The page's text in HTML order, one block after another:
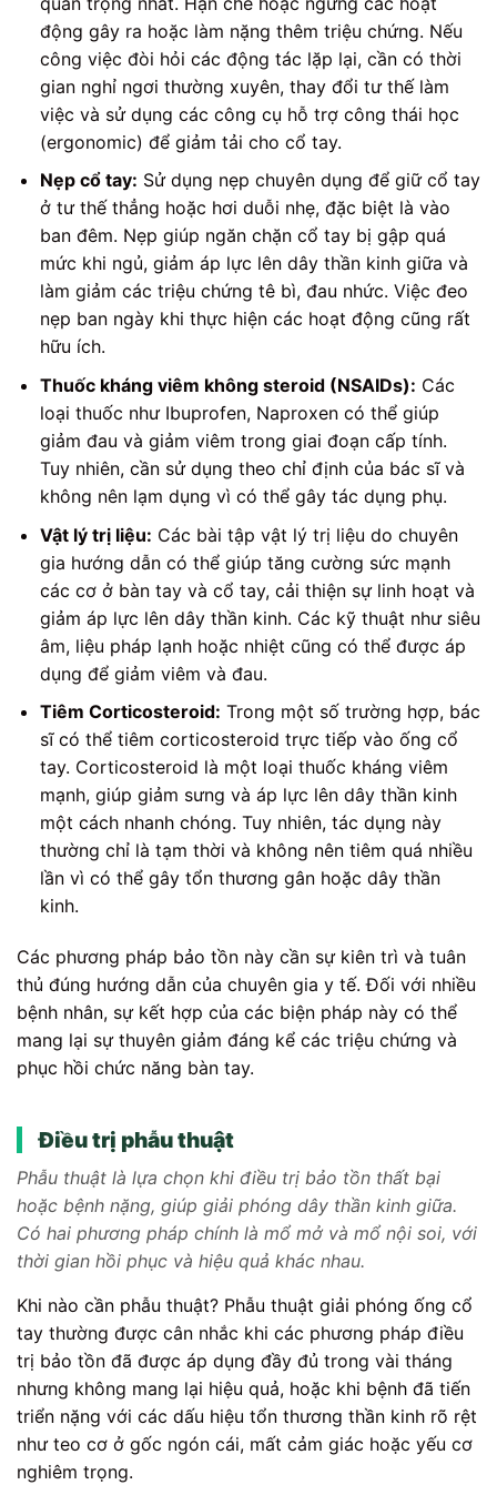
động gây ra hoặc làm nặng thêm triệu chứng. Nếu
công việc đòi hỏi các động tác lặp lại, cần có thời
gian nghỉ ngơi thường xuyên, thay đổi tư thế làm
việc và sử dụng các công cụ hỗ trợ công thái học
(ergonomic) để giảm tải cho cổ tay.
Nẹp cổ tay: Sử dụng nẹp chuyên dụng để giữ cổ tay
ở tư thế thẳng hoặc hơi duỗi nhẹ, đặc biệt là vào
ban đêm. Nẹp giúp ngăn chặn cổ tay bị gập quá
mức khi ngủ, giảm áp lực lên dây thần kinh giữa và
làm giảm các triệu chứng tê bì, đau nhức. Việc đeo
nẹp ban ngày khi thực hiện các hoạt động cũng rất
hữu ích.
Thuốc kháng viêm không steroid (NSAIDs): Các
loại thuốc như Ibuprofen, Naproxen có thể giúp
giảm đau và giảm viêm trong giai đoạn cấp tính.
Tuy nhiên, cần sử dụng theo chỉ định của bác sĩ và
không nên lạm dụng vì có thể gây tác dụng phụ.
Vật lý trị liệu: Các bài tập vật lý trị liệu do chuyên
gia hướng dẫn có thể giúp tăng cường sức mạnh
các cơ ở bàn tay và cổ tay, cải thiện sự linh hoạt và
giảm áp lực lên dây thần kinh. Các kỹ thuật như siêu
âm, liệu pháp lạnh hoặc nhiệt cũng có thể được áp
dụng để giảm viêm và đau.
Tiêm Corticosteroid: Trong một số trường hợp, bác
sĩ có thể tiêm corticosteroid trực tiếp vào ống cổ
tay. Corticosteroid là một loại thuốc kháng viêm
mạnh, giúp giảm sưng và áp lực lên dây thần kinh
một cách nhanh chóng. Tuy nhiên, tác dụng này
thường chỉ là tạm thời và không nên tiêm quá nhiều
lần vì có thể gây tổn thương gân hoặc dây thần
kinh.
Các phương pháp bảo tồn này cần sự kiên trì và tuân
thủ đúng hướng dẫn của chuyên gia y tế. Đối với nhiều
bệnh nhân, sự kết hợp của các biện pháp này có thể
mang lại sự thuyên giảm đáng kể các triệu chứng và
phục hồi chức năng bàn tay.
Điều trị phẫu thuật
Phẫu thuật là lựa chọn khi điều trị bảo tồn thất bại
hoặc bệnh nặng, giúp giải phóng dây thần kinh giữa.
Có hai phương pháp chính là mổ mở và mổ nội soi, với
thời gian hồi phục và hiệu quả khác nhau.
Khi nào cần phẫu thuật? Phẫu thuật giải phóng ống cổ
tay thường được cân nhắc khi các phương pháp điều
trị bảo tồn đã được áp dụng đầy đủ trong vài tháng
nhưng không mang lại hiệu quả, hoặc khi bệnh đã tiến
triển nặng với các dấu hiệu tổn thương thần kinh rõ rệt
như teo cơ ở gốc ngón cái, mất cảm giác hoặc yếu cơ
nghiêm trọng.